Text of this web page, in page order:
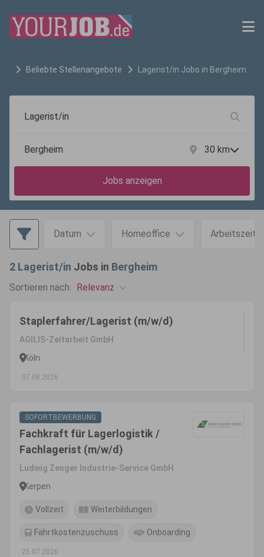
Beliebte Stellenangebote Lagerist/in Jobs in Bergheim
30 km
Jobs anzeigen
Datum Homeoffice Arbeitszeit
2 Lagerist/in Jobs in Bergheim
Sortieren nach: Relevanz
Staplerfahrer/Lagerist (m/w/d)
AGILIS-Zeitarbeit GmbH
Köln
07.08.2026
SOFORTBEWERBUNG
Fachkraft für Lagerlogistik /
Fachlagerist (m/w/d)
Ludwig Zenger Industrie-Service GmbH
Kerpen
Vollzeit Weiterbildungen
Fahrtkostenzuschuss Onboarding
25.07.2026